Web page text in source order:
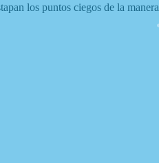
los puntos ciegos de la